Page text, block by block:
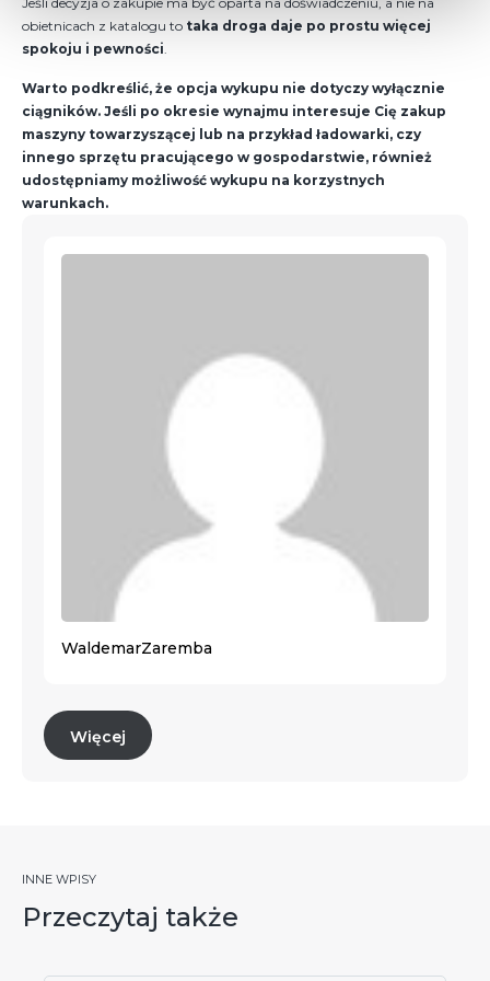
obietnicach z katalogu to taka droga daje po prostu więcej
spokoju i pewności
Warto podkreślić, że opcja wykupu nie dotyczy wyłącznie
ciągników. Jeśli po okresie wynajmu interesuje Cię zakup
maszyny towarzyszącej lub na przykład ładowarki, czy
innego sprzętu pracującego w gospodarstwie, również
udostępniamy możliwość wykupu na korzystnych
warunkach.
WaldemarZaremba
Więcej
INNE WPISY
Przeczytaj także